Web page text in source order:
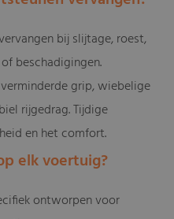
bij slijtage, roest,
beschadigingen.
grip, wiebelige
rijgedrag. Tijdige
en het comfort.
elk voertuig?
ontworpen voor